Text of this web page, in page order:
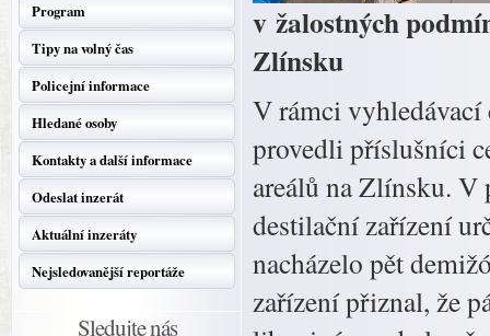
Program
Tipy na volný čas
Policejní informace
Hledané osoby
Kontakty a další informace
Odeslat inzerát
Aktuální inzeráty
Nejsledovanější reportáže
Sledujte nás
v žalostných
Zlínsku
V rámci
provedli příslušníci
areálů na Zlínsku. V
destilační zařízení
nacházelo pět
zařízení přiznal, že